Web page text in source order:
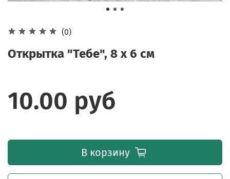
(0)
Открытка "Тебе", 8 х 6 см
10.00 руб
В корзину